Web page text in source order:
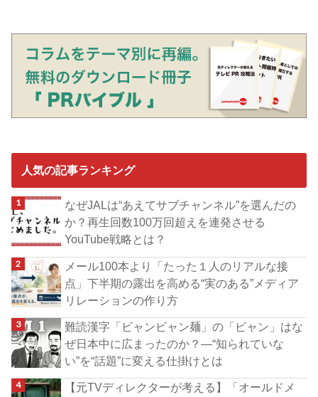
人気の記事ランキング
なぜJALは“あえてサブチャンネル”を選んだの
か？再生回数100万回超えを連発させる
YouTube戦略とは？
メール100本より「たった１人のリアルな接
点」下半期の露出を高める“実のある”メディア
リレーションの作り方
難読漢字「ビャンビャン麺」の「ビャン」はな
ぜ日本中に広まったのか？―“知られていな
い”を“話題”に変える仕掛けとは
【元TVディレクターが考える】「オールドメ